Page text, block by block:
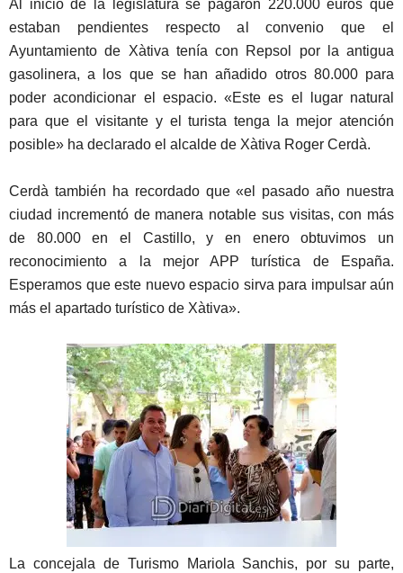
Al inicio de la legislatura se pagaron 220.000 euros que
estaban pendientes respecto al convenio que el
Ayuntamiento de Xàtiva tenía con Repsol por la antigua
gasolinera, a los que se han añadido otros 80.000 para
poder acondicionar el espacio. «Este es el lugar natural
para que el visitante y el turista tenga la mejor atención
posible» ha declarado el alcalde de Xàtiva Roger Cerdà.
Cerdà también ha recordado que «el pasado año nuestra
ciudad incrementó de manera notable sus visitas, con más
de 80.000 en el Castillo, y en enero obtuvimos un
reconocimiento a la mejor APP turística de España.
Esperamos que este nuevo espacio sirva para impulsar aún
más el apartado turístico de Xàtiva».
La concejala de Turismo Mariola Sanchis, por su parte,